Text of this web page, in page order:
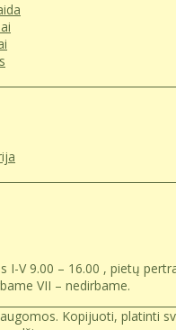
I-V 9.00 – 16.00 , pietų
VII – nedirbame.
Kopijuoti, platinti